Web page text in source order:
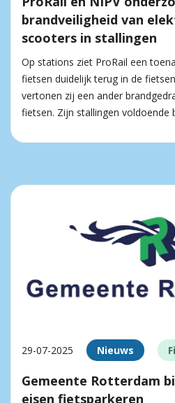
brandveiligheid van
scooters in stallingen
Op stations ziet ProRail een
fietsen duidelijk terug in de
vertonen zij een ander
fietsen. Zijn stallingen voldoende
29-07-2025 Nieuws
Gemeente Rotterdam
eisen fietsparkeren